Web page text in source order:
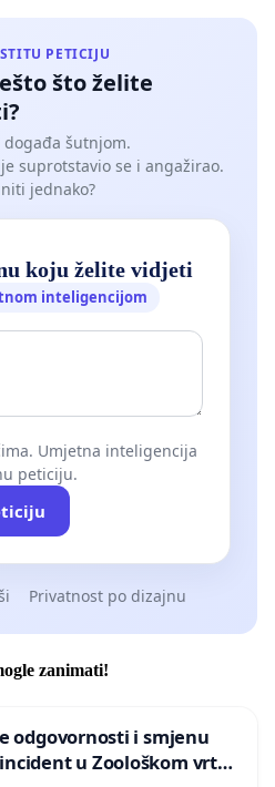
PETICIJU
što želite
događa šutnjom.
suprotstavio se i angažirao.
jednako?
koju želite vidjeti
inteligencijom
Umjetna inteligencija
peticiju.
Privatnost po dizajnu
zanimati!
odgovornosti i smjenu
u Zoološkom vrtu